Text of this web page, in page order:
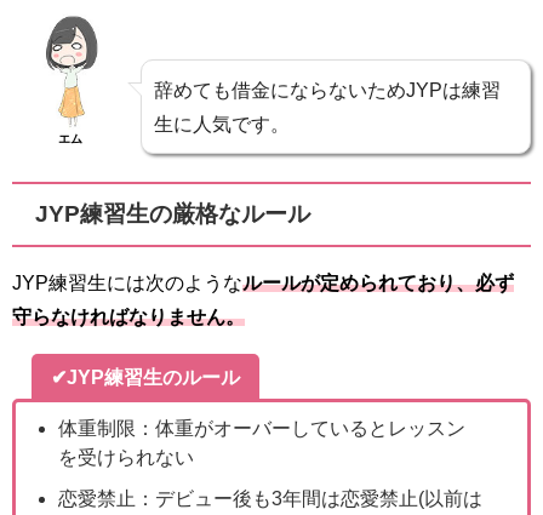
エム
辞めても借金にならないためJYPは練習
生に人気です。
JYP練習生の厳格なルール
JYP練習生には次のようなルールが定められており、必ず
守らなければなりません。
✔JYP練習生のルール
体重制限：体重がオーバーしているとレッスン
を受けられない
恋愛禁止：デビュー後も3年間は恋愛禁止(以前は